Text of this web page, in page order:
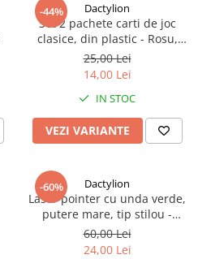
-44% Dactylion
Set 2 pachete carti de joc
clasice, din plastic - Rosu,
negru, albastru
25,00 Lei
14,00 Lei
IN STOC
VEZI VARIANTE
-60% Dactylion
Laser pointer cu unda verde,
putere mare, tip stilou -
Negru
60,00 Lei
24,00 Lei